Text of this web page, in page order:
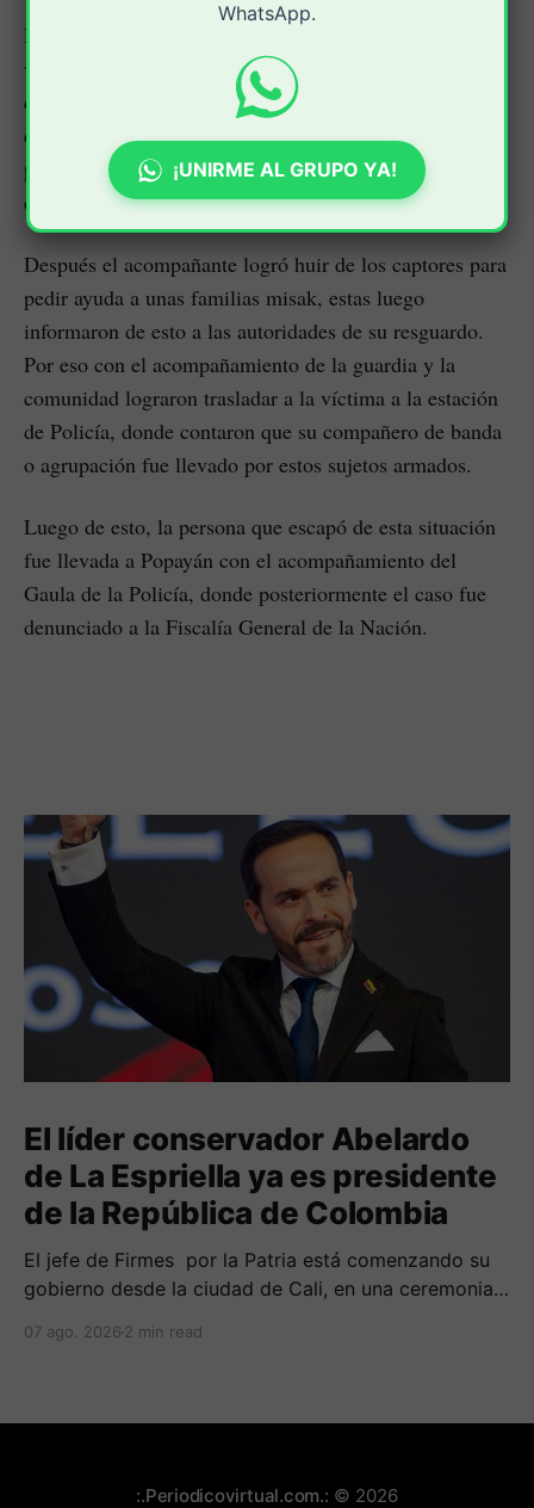
De acuerdo con el testigo, ellos se movilizaban en un
vehículo particular, cerca al área urbana de Morales,
cuando varios sujetos portando fusil lo interceptaron,
después a la fuerza tomaron el control del automotor
para después tomar rumbo hacia una zona de cultivos
de caña.
Después el acompañante logró huir de los captores para
pedir ayuda a unas familias misak, estas luego
informaron de esto a las autoridades de su resguardo.
Por eso con el acompañamiento de la guardia y la
comunidad lograron trasladar a la víctima a la estación
de Policía, donde contaron que su compañero de banda
o agrupación fue llevado por estos sujetos armados.
Luego de esto, la persona que escapó de esta situación
fue llevada a Popayán con el acompañamiento del
Gaula de la Policía, donde posteriormente el caso fue
denunciado a la Fiscalía General de la Nación.
El líder conservador Abelardo
de La Espriella ya es presidente
de la República de Colombia
El jefe de Firmes por la Patria está comenzando su
gobierno desde la ciudad de Cali, en una ceremonia
gobiernos conservadores.
07 ago. 2026 2 min read
WhatsApp.
¡UNIRME AL GRUPO YA!
:.Periodicovirtual.com.: © 2026